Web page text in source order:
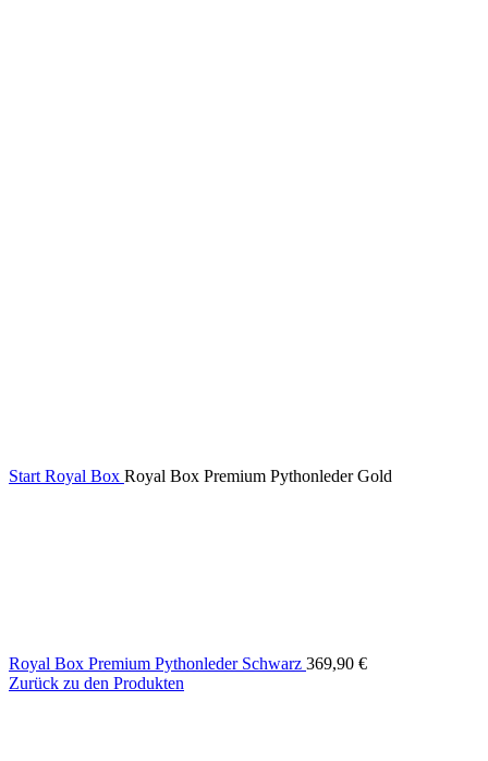
Start Royal Box Royal Box Premium Pythonleder Gold
Royal Box Premium Pythonleder Schwarz 369,90 €
Zurück zu den Produkten